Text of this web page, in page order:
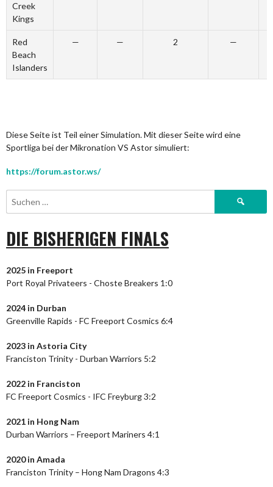
Creek
Kings
Red
Beach
Islanders
— — 2 —
Diese Seite ist Teil einer Simulation. Mit dieser Seite wird eine
Sportliga bei der Mikronation VS Astor simuliert:
https://forum.astor.ws/
Suchen
DIE BISHERIGEN FINALS
2025 in Freeport
Port Royal Privateers - Choste Breakers 1:0
2024 in Durban
Greenville Rapids - FC Freeport Cosmics 6:4
2023 in Astoria City
Franciston Trinity - Durban Warriors 5:2
2022 in Franciston
FC Freeport Cosmics - IFC Freyburg 3:2
2021 in Hong Nam
Durban Warriors – Freeport Mariners 4:1
2020 in Amada
Franciston Trinity – Hong Nam Dragons 4:3